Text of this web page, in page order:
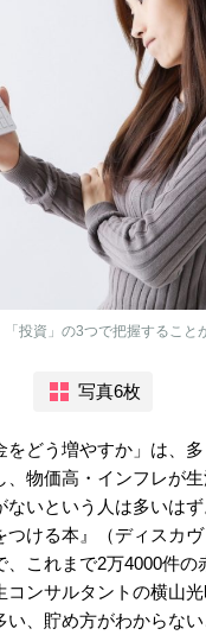
投資」の3つで把握すること
写真6枚
をどう増やすか」は、
、物価高・インフレが
ないという人は多いは
つける本』（ディスカ
、これまで2万4000件の
コンサルタントの横山
い、貯め方がわからな